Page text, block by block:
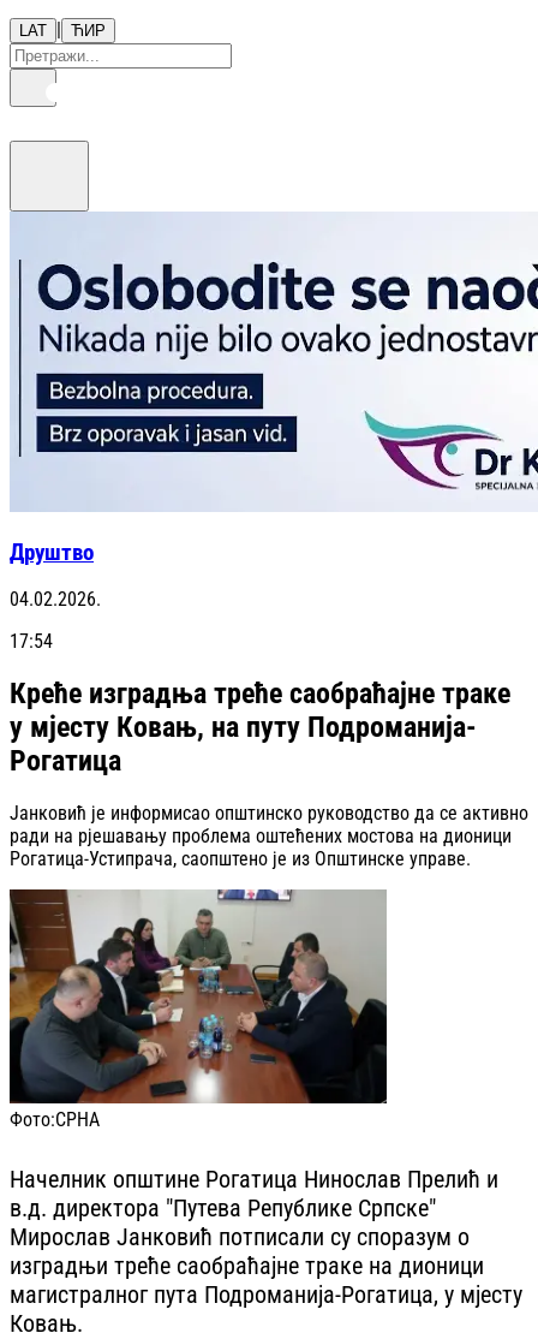
LAT | ЋИР
Друштво
04.02.2026.
17:54
Креће изградња треће саобраћајне траке
у мјесту Ковањ, на путу Подроманија-
Рогатица
Јанковић је информисао општинско руководство да се активно
ради на рјешавању проблема оштећених мостова на дионици
Рогатица-Устипрача, саопштено је из Општинске управе.
Фото:СРНА
Начелник општине Рогатица Нинослав Прелић и
в.д. директора "Путева Републике Српске"
Мирослав Јанковић потписали су споразум о
изградњи треће саобраћајне траке на дионици
магистралног пута Подроманија-Рогатица, у мјесту
Ковањ.